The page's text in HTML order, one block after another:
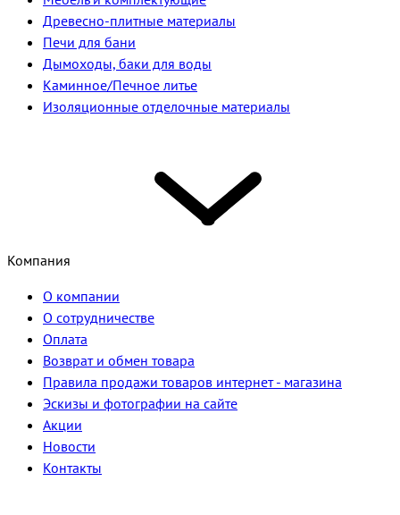
Древесно-плитные материалы
Печи для бани
Дымоходы, баки для воды
Каминное/Печное литье
Изоляционные отделочные материалы
Компания
О компании
О сотрудничестве
Оплата
Возврат и обмен товара
Правила продажи товаров интернет - магазина
Эскизы и фотографии на сайте
Акции
Новости
Контакты